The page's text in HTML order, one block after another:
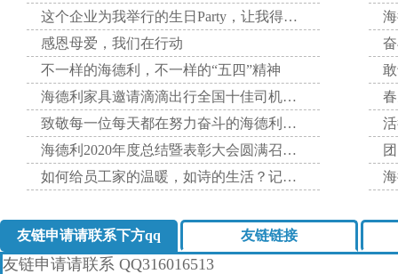
这个企业为我举行的生日Party，让我得到了无与伦比的快乐。
感恩母爱，我们在行动
不一样的海德利，不一样的“五四”精神
海德利家具邀请滴滴出行全国十佳司机分享自己的英勇事迹，激
致敬每一位每天都在努力奋斗的海德利家人！
海德利2020年度总结暨表彰大会圆满召开！
如何给员工家的温暖，如诗的生活？记海德利家具有限公司202
友链申请请联系下方qq 友链链接
友链申请请联系 QQ316016513